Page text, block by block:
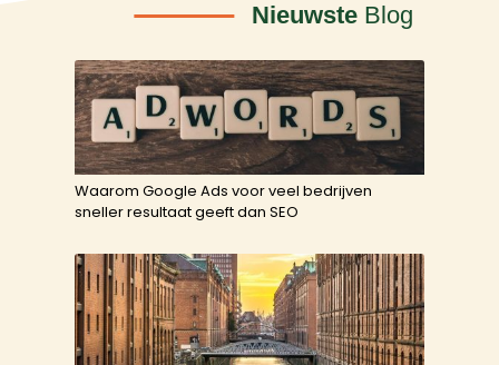
NieuwsteBlog
Waarom Google Ads voor veel bedrijven
sneller resultaat geeft dan SEO